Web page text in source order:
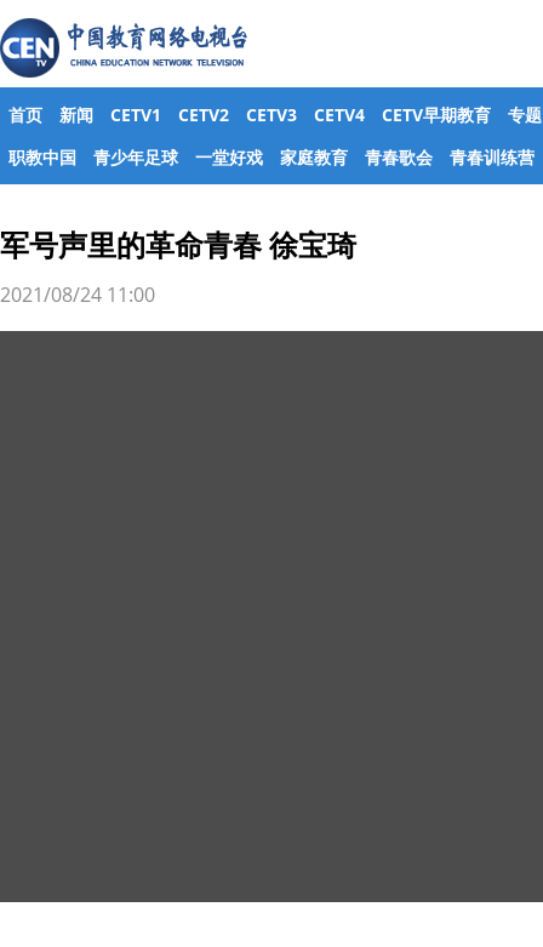
首页 新闻 CETV1 CETV2 CETV3 CETV4 CETV早期教育
专题
职教中国
青少年足球 一堂好戏 家庭教育 青春歌会 青春训练营
军号声里的革命青春 徐宝琦
2021/08/24 11:00